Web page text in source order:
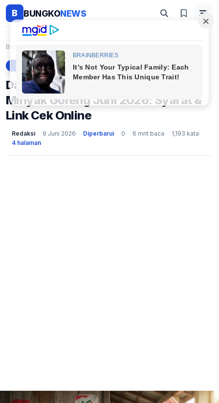
B BUNGKONEWS
Beranda
BERITA
Daftar Penerima Bansos Beras dan
Minyak Goreng Juni 2026: Syarat &
Link Cek Online
Redaksi 9 Juni 2026 Diperbarui 0 6 mnt baca
1,193 kata
4 halaman